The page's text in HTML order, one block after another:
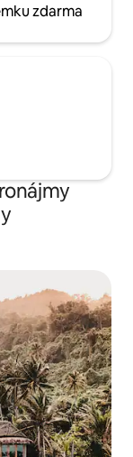
zdarma